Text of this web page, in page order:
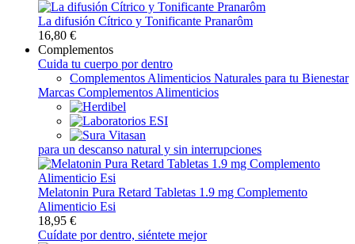
La difusión Cítrico y Tonificante Pranarôm
16,80 €
Complementos
Cuida tu cuerpo por dentro
Complementos Alimenticios Naturales para tu Bienestar
Marcas Complementos Alimenticios
para un descanso natural y sin interrupciones
Melatonin Pura Retard Tabletas 1.9 mg Complemento
Alimenticio Esi
18,95 €
Cuídate por dentro, siéntete mejor